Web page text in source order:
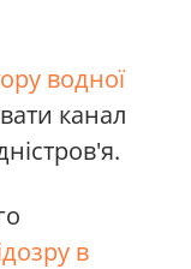
водної
канал
в